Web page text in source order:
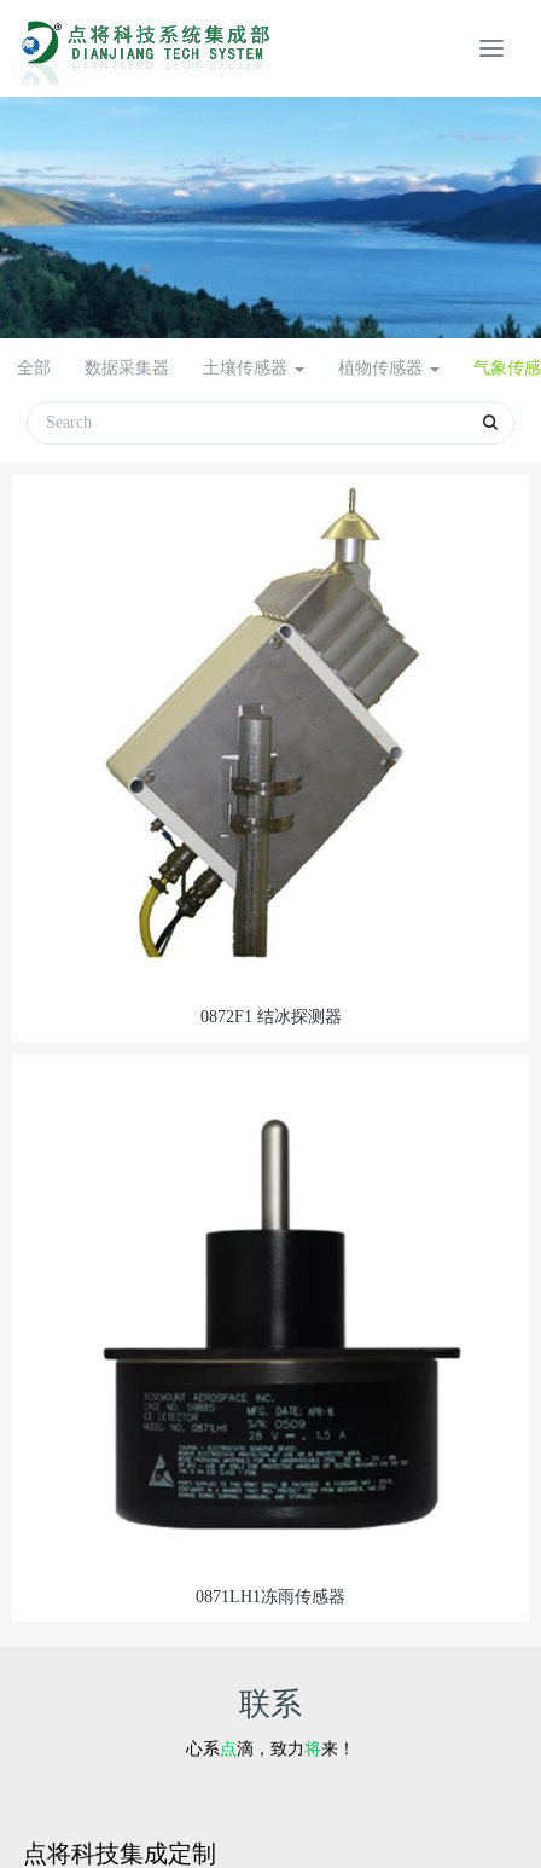
全部 数据采集器 土壤传感器 植物传感器 气象传
0872F1 结冰探测器
0871LH1冻雨传感器
联系
心系点滴，致力将来！
点将科技集成定制